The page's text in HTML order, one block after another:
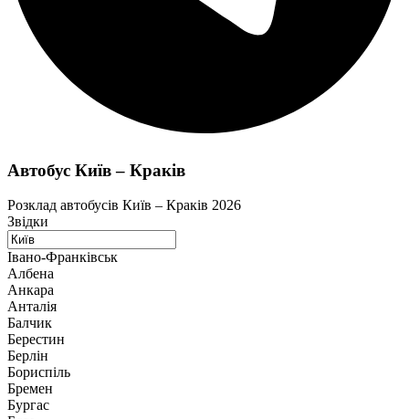
Автобус Київ – Краків
Розклад автобусів Київ – Краків 2026
Звідки
Івано-Франківськ
Албена
Анкара
Анталія
Балчик
Берестин
Берлін
Бориспіль
Бремен
Бургас